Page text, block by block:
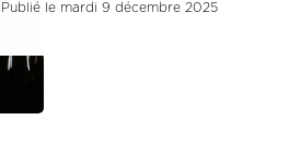
Publié le mardi 9 décembre 2025